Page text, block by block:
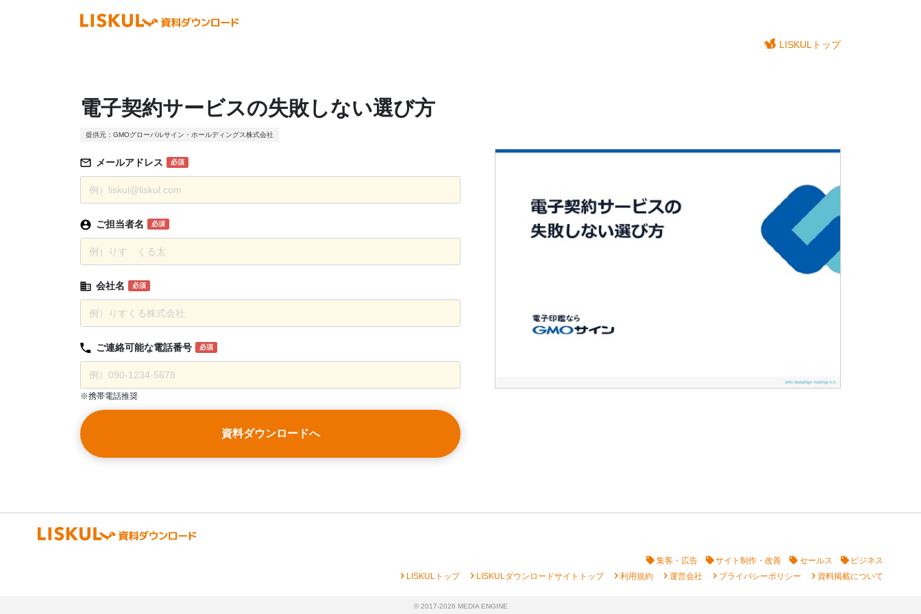
LISKULトップ
電子契約サービスの失敗しない選び方
提供元：GMOグローバルサイン・ホールディングス株式会社
メールアドレス 必須
ご担当者名 必須
会社名 必須
ご連絡可能な電話番号 必須
※携帯電話推奨
資料ダウンロードへ
集客・広告 サイト制作・改善 セールス ビジネス
chevron_rightLISKULトップ chevron_rightLISKULダウンロードサイトトップ chevron_right利用規約 chevron_right運営会社 chevron_rightプライバシーポリシー chevron_right資料掲載について
© 2017-2026 MEDIA ENGINE